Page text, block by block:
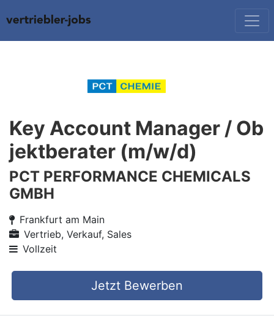
Key Account Manager / Ob
jektberater (m/w/d)
PCT PERFORMANCE CHEMICALS
GMBH
Frankfurt am Main
Vertrieb, Verkauf, Sales
Vollzeit
Jetzt Bewerben